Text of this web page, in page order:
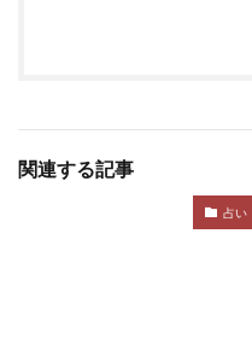
関連する記事
占い